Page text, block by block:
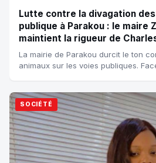
Lutte contre la divagation
publique à Parakou : le maire
maintient la rigueur de
La mairie de Parakou durcit le ton
animaux sur les voies publiques.
SOCIÉTÉ